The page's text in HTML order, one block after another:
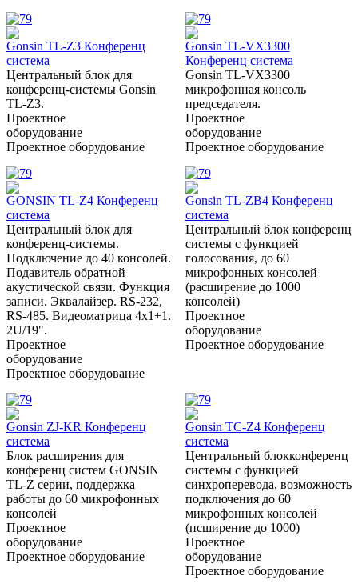
Gonsin TL-Z3 Конференц
система
Центральный блок для
конференц-системы Gonsin
TL-Z3.
Проектное
оборудование
Проектное оборудование
Gonsin TL-VX3300
Конференц система
Gonsin TL-VX3300
микрофонная консоль
председателя.
Проектное
оборудование
Проектное оборудование
GONSIN TL-Z4 Конференц
система
Центральный блок для
конференц-системы.
Подключение до 40 консолей.
Подавитель обратной
акустической связи. Функция
записи. Эквалайзер. RS-232,
RS-485. Видеоматрица 4х1+1.
2U/19".
Проектное
оборудование
Проектное оборудование
Gonsin TL-ZB4 Конференц
система
Центральный блок конференц
системы с функцией
голосования, до 60
микрофонных консолей
(расширение до 1000
консолей)
Проектное
оборудование
Проектное оборудование
Gonsin ZJ-KR Конференц
система
Блок расширения для
конференц систем GONSIN
TL-Z серии, поддержка
работы до 60 микрофонных
консолей
Проектное
оборудование
Проектное оборудование
Gonsin TC-Z4 Конференц
система
Центральный блокконференц
системы с функцией
синхроперевода, возможность
подключения до 60
микрофонных консолей
(псширение до 1000)
Проектное
оборудование
Проектное оборудование